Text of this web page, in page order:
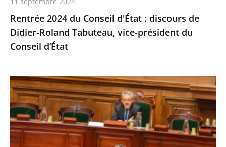
vice-
président
du
Conseil
Rentrée 2024 du Conseil d'État : discours de
Didier-Roland Tabuteau, vice-président du
Conseil d’État
«
Etat
et
partenaires
sociaux